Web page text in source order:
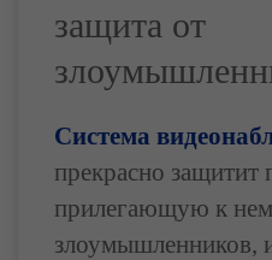
защита от
Система
прекрасно
прилегающую к
злоумышленников,